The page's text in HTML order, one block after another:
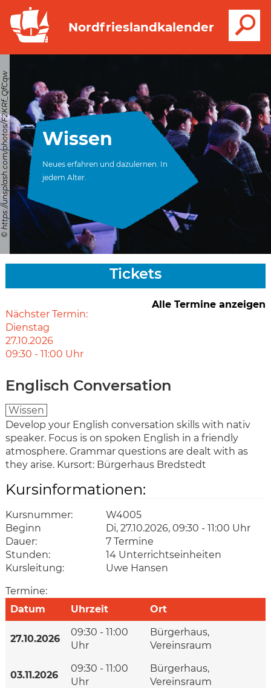
Nordfrieslandkalender
Wissen
Neues erfahren und dazulernen. In
jedem Alter.
© https://unsplash.com/photos/F2KRf_QfCqw
Nächster Termin:
Dienstag
27.10.2026
09:30 - 11:00 Uhr
Alle Termine anzeigen
Englisch Conversation
Wissen
Develop your English conversation skills with nativ
speaker. Focus is on spoken English in a friendly
atmosphere. Grammar questions are dealt with as
they arise. Kursort: Bürgerhaus Bredstedt
Kursinformationen:
Kursnummer:
W4005
Beginn
Di, 27.10.2026, 09:30 - 11:00 Uhr
Dauer:
7 Termine
Stunden:
14 Unterrichtseinheiten
Kursleitung:
Uwe Hansen
Termine:
Datum
Uhrzeit Ort
27.10.2026
09:30 - 11:00
Uhr
Bürgerhaus,
Vereinsraum
03.11.2026
09:30 - 11:00
Uhr
Bürgerhaus,
Vereinsraum
Tickets